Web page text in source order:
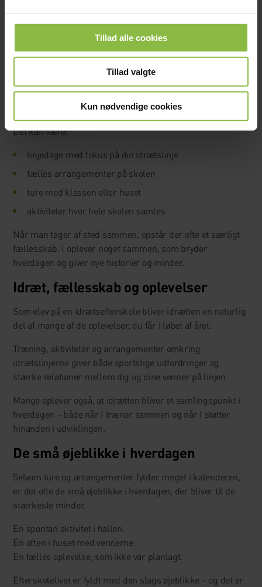
Tillad alle cookies
Tillad valgte
Kun nødvendige cookies
Ture og aktiviteter i løbet af året
I løbet af året vil du opleve forskellige ture og aktiviteter,
hvor du sammen med dine venner får mulighed for at prøve
Det kan være:
linjedage med fokus på din idrætslinje
fælles arrangementer på skolen
ture med klassen eller huset
aktiviteter hvor hele skolen samles
Når man tager af sted sammen, opstår der ofte et særligt
fællesskab. I oplever noget sammen, som bryder
hverdagen og giver nye historier og minder.
Idræt, fællesskab og oplevelser
Som elev på en idrætsefterskole bliver idrætten en naturlig
del af mange af de oplevelser, du får i løbet af året.
Træning, aktiviteter og arrangementer omkring
idrætslinjerne giver både sportslige udfordringer og
stærke relationer mellem dig og dine venner på linjen.
Mange oplever også, at idrætten bliver et samlingspunkt i
hverdagen – både når I træner sammen og når I støtter
hinanden i udviklingen.
De små øjeblikke i hverdagen
Selvom ture og arrangementer fylder meget i kalenderen,
er det ofte de små øjeblikke i hverdagen, der bliver til de
stærkeste minder.
En spontan aktivitet i hallen.
En aften i huset med vennerne.
En fælles oplevelse, som ikke var planlagt.
Efterskolelivet er fyldt med den slags øjeblikke – og det er